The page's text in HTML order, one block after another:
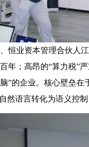
恒业资本管理合伙人
年；高昂的“算力税”
”的企业。核心壁垒
然语言转化为语义控